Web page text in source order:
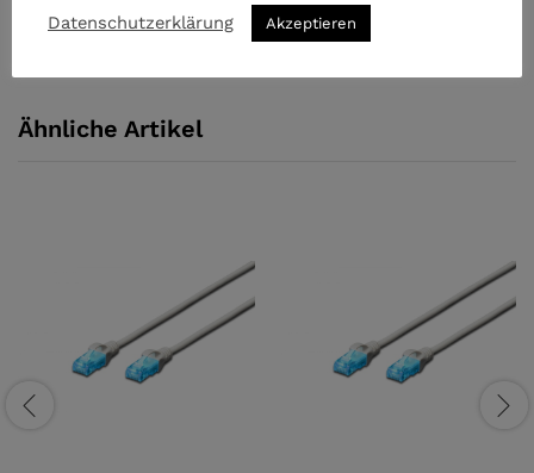
Ähnliche Artikel
Datenschutzerklärung Akzeptieren